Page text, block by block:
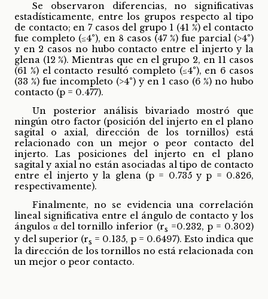
Se observaron diferencias, no significativas
estadísticamente, entre los grupos respecto al tipo
de contacto; en 7 casos del grupo 1 (41 %) el contacto
fue completo (≤4°), en 8 casos (47 %) fue parcial (>4°)
y en 2 casos no hubo contacto entre el injerto y la
glena (12 %). Mientras que en el grupo 2, en 11 casos
(61 %) el contacto resultó completo (≤4°), en 6 casos
(33 %) fue incompleto (>4°) y en 1 caso (6 %) no hubo
contacto (p = 0.477).
Un posterior análisis bivariado mostró que
ningún otro factor (posición del injerto en el plano
sagital o axial, dirección de los tornillos) está
relacionado con un mejor o peor contacto del
injerto. Las posiciones del injerto en el plano
sagital y axial no están asociadas al tipo de contacto
entre el injerto y la glena (p = 0.735 y p = 0.826,
respectivamente).
Finalmente, no se evidencia una correlación
lineal significativa entre el ángulo de contacto y los
ángulos α del tornillo inferior (rs =0.232, p = 0.302)
y del superior (rs = 0.135, p = 0.6497). Esto indica que
la dirección de los tornillos no está relacionada con
un mejor o peor contacto.